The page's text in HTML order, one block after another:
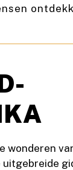
wonderen